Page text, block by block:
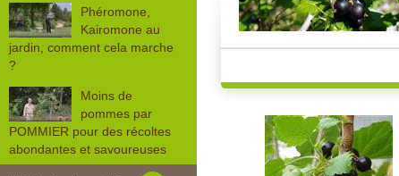
Phéromone,
Kairomone au
jardin, comment cela marche
?
Moins de
pommes par
POMMIER pour des récoltes
abondantes et savoureuses